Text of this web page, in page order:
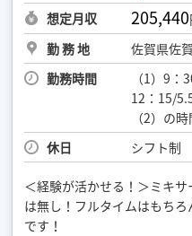
想定月収
205,440
勤 務 地
佐賀県佐
勤務時間
（1）9
12：15/
（2）の
休日
シフト制
＜経験が活かせる！＞ミキ
は無し！フルタイムはもち
です！